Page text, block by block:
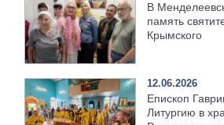
В
память
Крымского
12.06.2026
Епископ
Литургию в